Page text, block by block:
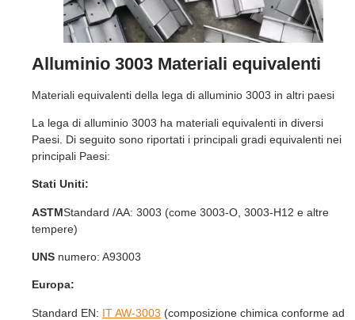
Alluminio 3003 Materiali equivalenti
Materiali equivalenti della lega di alluminio 3003 in altri paesi
La lega di alluminio 3003 ha materiali equivalenti in diversi
Paesi. Di seguito sono riportati i principali gradi equivalenti nei
principali Paesi:
Stati Uniti:
ASTMStandard /AA: 3003 (come 3003-O, 3003-H12 e altre
tempere)
UNS numero: A93003
Europa:
Standard EN: IT AW-3003 (composizione chimica conforme ad